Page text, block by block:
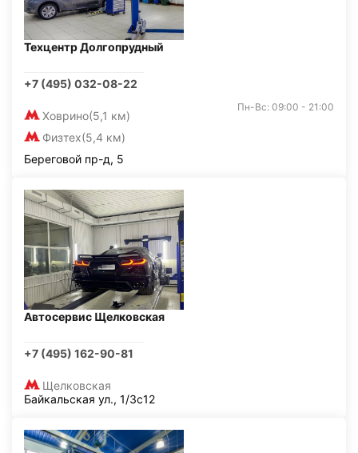
Техцентр Долгопрудный
+7 (495) 032-08-22
Ховрино(5,1 км)
Физтех(5,4 км)
Пн-Вс: 09:00 - 21:00
Береговой пр-д, 5
Автосервис Щелковская
+7 (495) 162-90-81
Щелковская
Байкальская ул., 1/3с12